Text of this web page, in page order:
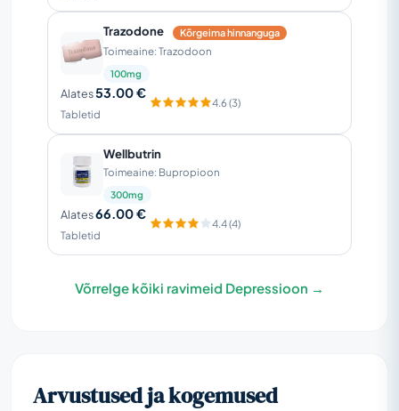
Trazodone Kõrgeima hinnanguga
Toimeaine: Trazodoon
100mg
Alates53.00 €
Tabletid
4.6 (3)
Wellbutrin
Toimeaine: Bupropioon
300mg
Alates66.00 €
Tabletid
4.4 (4)
Võrrelge kõiki ravimeid Depressioon →
Arvustused ja kogemused